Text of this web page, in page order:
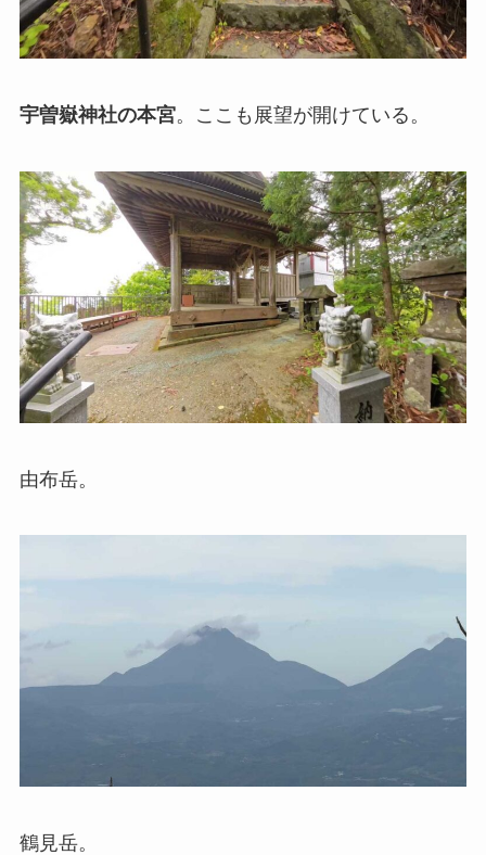
宇曽嶽神社の本宮。ここも展望が開けている。
由布岳。
鶴見岳。